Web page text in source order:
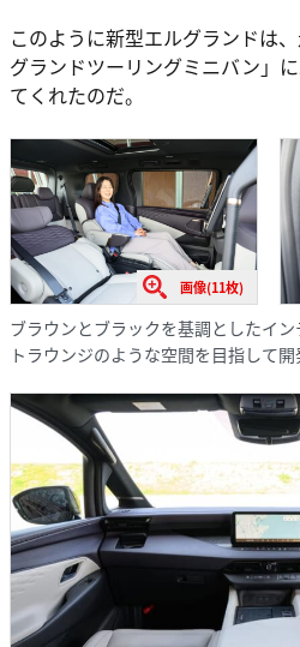
このように新型エルグランドは
グランドツーリングミニバン」
てくれたのだ。
画像(11枚)
ブラウンとブラックを基調としたイ
トラウンジのような空間を目指して開